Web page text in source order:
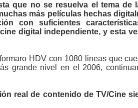
que no se resuelva el tema de
más películas hechas
con suficientes
digital independiente, y esta
HDV con 1080 lineas que
grande nivel en el 2006,
real de contenido de TV/Cine